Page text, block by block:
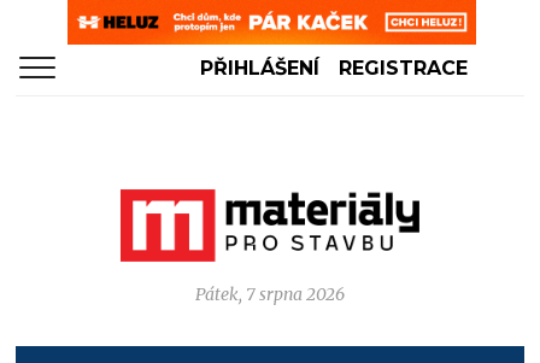
PŘIHLÁŠENÍ REGISTRACE
Pátek, 7 srpna 2026